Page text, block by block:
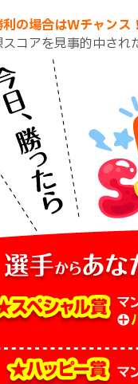
の場合はWチャンス！
コアを見事的中さ